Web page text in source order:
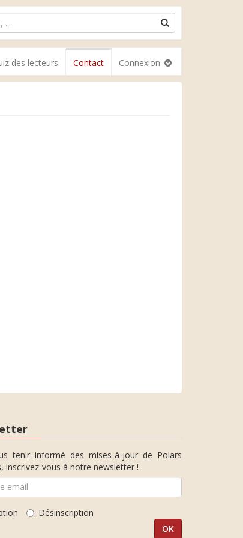
des lecteurs Contact Connexion
tenir informé des mises-à-jour de Polars
inscrivez-vous à notre newsletter !
Désinscription